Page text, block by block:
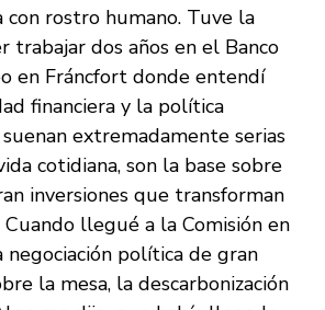
con rostro humano. Tuve la
trabajar dos años en el Banco
en Fráncfort donde entendí
financiera y la política
extremadamente serias
cotidiana, son la base sobre
inversiones que transforman
llegué a la Comisión en
negociación política de gran
la mesa, la descarbonización